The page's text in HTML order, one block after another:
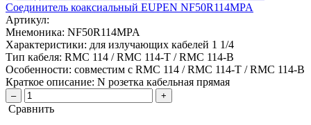
Соединитель коаксиальный EUPEN NF50R114MPA
Артикул:
Мнемоника: NF50R114MPA
Характеристики: для излучающих кабелей 1 1/4
Тип кабеля: RMC 114 / RMC 114-T / RMC 114-B
Особенности: совместим с RMC 114 / RMC 114-T / RMC 114-B
Краткое описание: N розетка кабельная прямая
– +
Сравнить